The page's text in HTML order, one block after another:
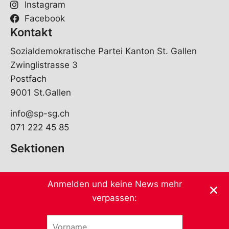
Instagram
Facebook
Kontakt
Sozialdemokratische Partei Kanton St. Gallen
Zwinglistrasse 3
Postfach
9001 St.Gallen
info@sp-sg.ch
071 222 45 85
Sektionen
Anmelden und keine News mehr
verpassen: